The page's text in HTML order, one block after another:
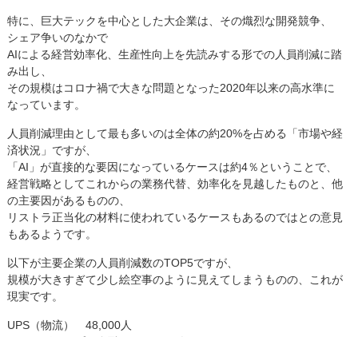
特に、巨大テックを中心とした大企業は、その熾烈な開発競争、
シェア争いのなかで
AIによる経営効率化、生産性向上を先読みする形での人員削減に踏
み出し、
その規模はコロナ禍で大きな問題となった2020年以来の高水準に
なっています。
人員削減理由として最も多いのは全体の約20%を占める「市場や経
済状況」ですが、
「AI」が直接的な要因になっているケースは約4％ということで、
経営戦略としてこれからの業務代替、効率化を見越したものと、他
の主要因があるものの、
リストラ正当化の材料に使われているケースもあるのではとの意見
もあるようです。
以下が主要企業の人員削減数のTOP5ですが、
規模が大きすぎて少し絵空事のように見えてしまうものの、これが
現実です。
UPS（物流） 48,000人